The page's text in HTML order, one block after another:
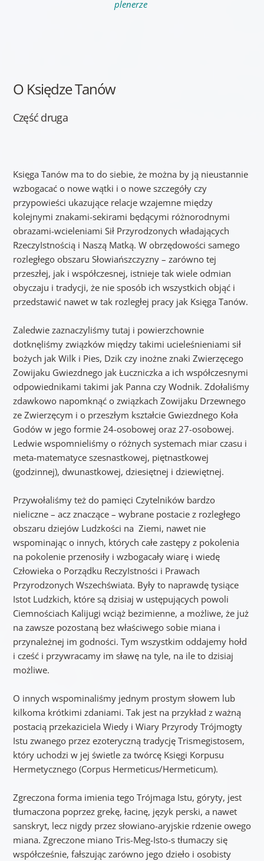
plenerze
O Księdze Tanów
Część druga
Księga Tanów ma to do siebie, że można by ją nieustannie
wzbogacać o nowe wątki i o nowe szczegóły czy
przypowieści ukazujące relacje wzajemne między
kolejnymi znakami-sekirami będącymi różnorodnymi
obrazami-wcieleniami Sił Przyrodzonych władających
RzeczyIstnością i Naszą Matką. W obrzędowości samego
rozległego obszaru Słowiańszczyzny – zarówno tej
przeszłej, jak i współczesnej, istnieje tak wiele odmian
obyczaju i tradycji, że nie sposób ich wszystkich objąć i
przedstawić nawet w tak rozległej pracy jak Księga Tanów.
Zaledwie zaznaczyliśmy tutaj i powierzchownie
dotknęliśmy związków między takimi ucieleśnieniami sił
bożych jak Wilk i Pies, Dzik czy inożne znaki Zwierzęcego
Zowijaku Gwiezdnego jak Łuczniczka a ich współczesnymi
odpowiednikami takimi jak Panna czy Wodnik. Zdołaliśmy
zdawkowo napomknąć o związkach Zowijaku Drzewnego
ze Zwierzęcym i o przeszłym kształcie Gwiezdnego Koła
Godów w jego formie 24-osobowej oraz 27-osobowej.
Ledwie wspomnieliśmy o różnych systemach miar czasu i
meta-matematyce szesnastkowej, piętnastkowej
(godzinnej), dwunastkowej, dziesiętnej i dziewiętnej.
Przywołaliśmy też do pamięci Czytelników bardzo
nieliczne – acz znaczące – wybrane postacie z rozległego
obszaru dziejów Ludzkości na Ziemi, nawet nie
wspominając o innych, których całe zastępy z pokolenia
na pokolenie przenosiły i wzbogacały wiarę i wiedę
Człowieka o Porządku ReczyIstności i Prawach
Przyrodzonych Wszechświata. Były to naprawdę tysiące
Istot Ludzkich, które są dzisiaj w ustępujących powoli
Ciemnościach Kalijugi wciąż bezimienne, a możliwe, że już
na zawsze pozostaną bez właściwego sobie miana i
przynależnej im godności. Tym wszystkim oddajemy hołd
i cześć i przywracamy im sławę na tyle, na ile to dzisiaj
możliwe.
O innych wspominaliśmy jednym prostym słowem lub
kilkoma krótkimi zdaniami. Tak jest na przykład z ważną
postacią przekaziciela Wiedy i Wiary Przyrody Trójmogty
Istu zwanego przez ezoteryczną tradycję Trismegistosem,
który uchodzi w jej świetle za twórcę Księgi Korpusu
Hermetycznego (Corpus Hermeticus/Hermeticum).
Zgreczona forma imienia tego Trójmaga Istu, góryty, jest
tłumaczona poprzez grekę, łacinę, język perski, a nawet
sanskryt, lecz nigdy przez słowiano-aryjskie rdzenie owego
miana. Zgreczone miano Tris-Meg-Isto-s tłumaczy się
współcześnie, fałszując zarówno jego dzieło i osobisty